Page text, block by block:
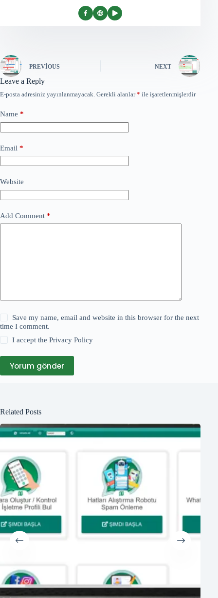
PREVIOUS NEXT
Leave a Reply
E-posta adresiniz yayınlanmayacak. Gerekli alanlar* ile işaretlenmişlerdir
Name *
Email *
Website
Add Comment *
Save my name, email and website in this browser for the next
time I comment.
I accept thePrivacy Policy
Yorum gönder
Related Posts